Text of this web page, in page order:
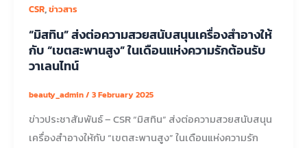
CSR,ข่าวสาร
“มิสทิน” ส่งต่อความสวยสนับสนุนเครื่องสำอางให้
กับ “เขตสะพานสูง” ในเดือนแห่งความรักต้อนรับ
วาเลนไทน์
beauty_admin/ 3 February 2025
ข่าวประชาสัมพันธ์ – CSR “มิสทิน” ส่งต่อความสวยสนับสนุน
เครื่องสำอางให้กับ “เขตสะพานสูง” ในเดือนแห่งความรัก